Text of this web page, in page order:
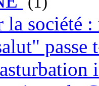
la société
passe